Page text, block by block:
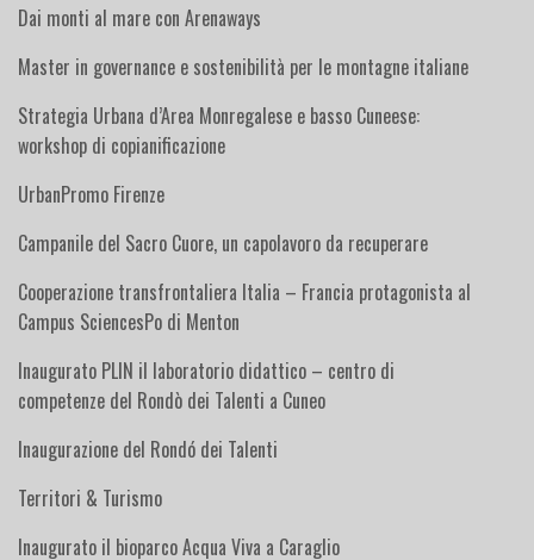
Dai monti al mare con Arenaways
Master in governance e sostenibilità per le montagne italiane
Strategia Urbana d’Area Monregalese e basso Cuneese:
workshop di copianificazione
UrbanPromo Firenze
Campanile del Sacro Cuore, un capolavoro da recuperare
Cooperazione transfrontaliera Italia – Francia protagonista al
Campus SciencesPo di Menton
Inaugurato PLIN il laboratorio didattico – centro di
competenze del Rondò dei Talenti a Cuneo
Inaugurazione del Rondó dei Talenti
Territori & Turismo
Inaugurato il bioparco Acqua Viva a Caraglio